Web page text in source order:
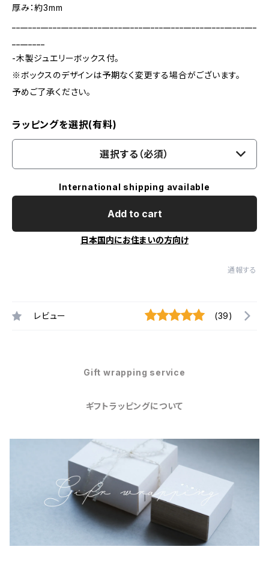
厚み：約3mm
-木製ジュエリーボックス付。
※ボックスのデザインは予期なく変更する場合がございます。
予めご了承ください。
ラッピングを選択(有料)
選択する（必須）
International shipping available
Add to cart
日本国内にお住まいの方向け
通報する
レビュー (39)
Gift wrapping service
ギフトラッピングについて